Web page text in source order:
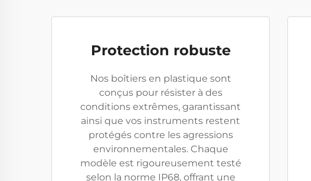
Protection robuste
Nos boîtiers en plastique sont
conçus pour résister à des
conditions extrêmes, garantissant
ainsi que vos instruments restent
protégés contre les agressions
environnementales. Chaque
modèle est rigoureusement testé
selon la norme IP68, offrant une